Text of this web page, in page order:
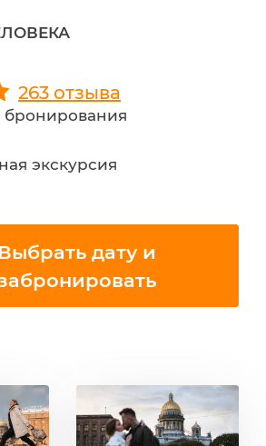
263 отзыва
бронирования
экскурсия
Выбрать дату и